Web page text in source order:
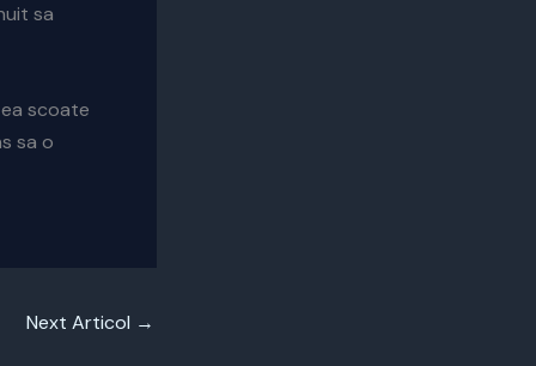
sa
scoate
sa o
Next Articol →